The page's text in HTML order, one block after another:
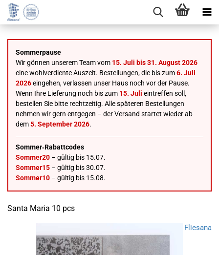
Sommerpause
Wir gönnen unserem Team vom 15. Juli bis 31. August 2026
eine wohlverdiente Auszeit. Bestellungen, die bis zum6. Juli
2026eingehen, verlassen unser Haus noch vor der Pause.
Wenn Ihre Lieferung noch bis zum 15. Juli eintreffen soll,
bestellen Sie bitte rechtzeitig. Alle späteren Bestellungen
nehmen wir gern entgegen – der Versand startet wieder ab
dem5. September 2026.
Sommer‑Rabattcodes
Sommer20 – gültig bis 15.07.
Sommer15 – gültig bis 30.07.
Sommer10 – gültig bis 15.08.
Santa Maria 10 pcs
Fliesana